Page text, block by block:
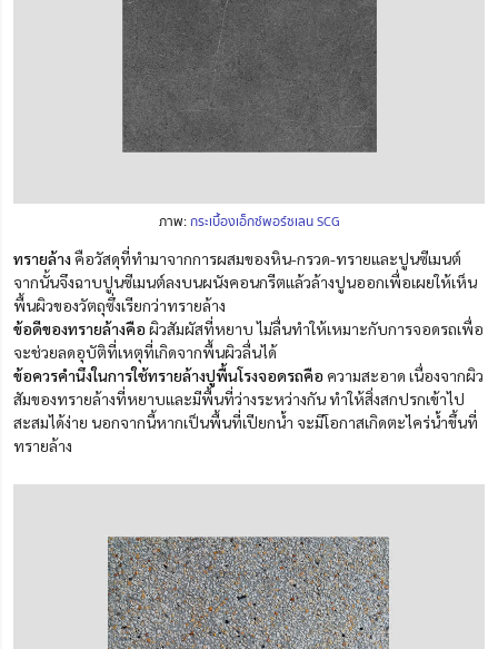
ภาพ:กระเบื้องเอ็กซ์พอร์ซเลน SCG
ทรายล้าง คือวัสดุที่ทำมาจากการผสมของหิน-กรวด-ทรายและปูนซีเมนต์
จากนั้นจึงฉาบปูนซีเมนต์ลงบนผนังคอนกรีตแล้วล้างปูนออกเพื่อเผยให้เห็น
พื้นผิวของวัตถุซึ่งเรียกว่าทรายล้าง
ข้อดีของทรายล้างคือ ผิวสัมผัสที่หยาบ ไม่ลื่นทำให้เหมาะกับการจอดรถเพื่อ
จะช่วยลดอุบัติที่เหตุที่เกิดจากพื้นผิวลื่นได้
ข้อควรคำนึงในการใช้ทรายล้างปูพื้นโรงจอดรถคือ ความสะอาด เนื่องจากผิว
สัมของทรายล้างที่หยาบและมีพื้นที่ว่างระหว่างกัน ทำให้สิ่งสกปรกเข้าไป
สะสมได้ง่าย นอกจากนี้หากเป็นพื้นที่เปียกน้ำ จะมีโอกาสเกิดตะไคร่น้ำขึ้นที่
ทรายล้าง